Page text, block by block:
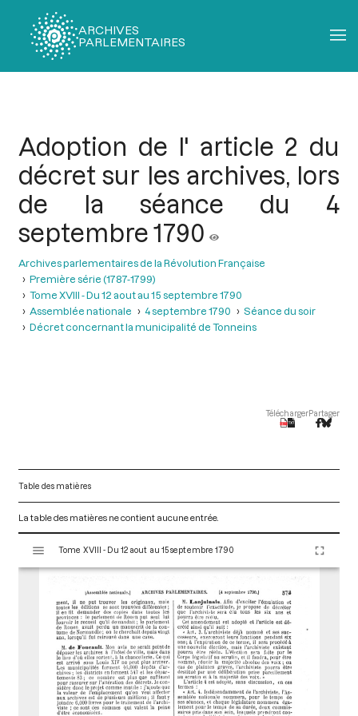
ARCHIVES
PARLEMENTAIRES
Adoption de l' article 2 du
décret sur les archives, lors
de la séance du 4
septembre 1790
Archives parlementaires de la Révolution Française
Première série (1787-1799)
Tome XVIII - Du 12 aout au 15 septembre 1790
Assemblée nationale
4 septembre 1790
Séance du soir
Décret concernant la municipalité de Tonneins
TéléchargerPartager
Table des matières
La table des matières ne contient aucune entrée.
s
Tome XVIII - Du 12 aout au 15 septembre 1790